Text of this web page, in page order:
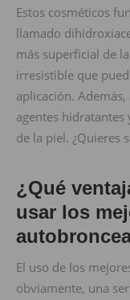
Estos cosméticos
llamado
más superficial de
irresistible que
aplicación.
agentes
de la piel. ¿Quieres
¿Qué
usar los
El uso de los
obviamente, una